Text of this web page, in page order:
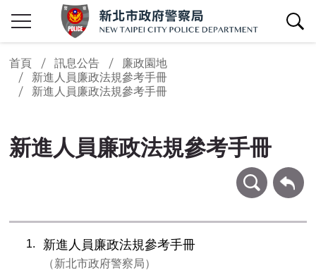
查詢區開關
首頁 訊息公告
廉政園地
新進人員廉政法規參考手冊
新進人員廉政法規參考手冊
新進人員廉政法規參考手冊
條件查詢 回上一頁
1 新進人員廉政法規參考手冊
新北市政府警察局